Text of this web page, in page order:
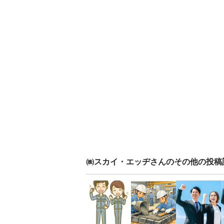
㈱スカイ・エッヂさんのその他の投稿